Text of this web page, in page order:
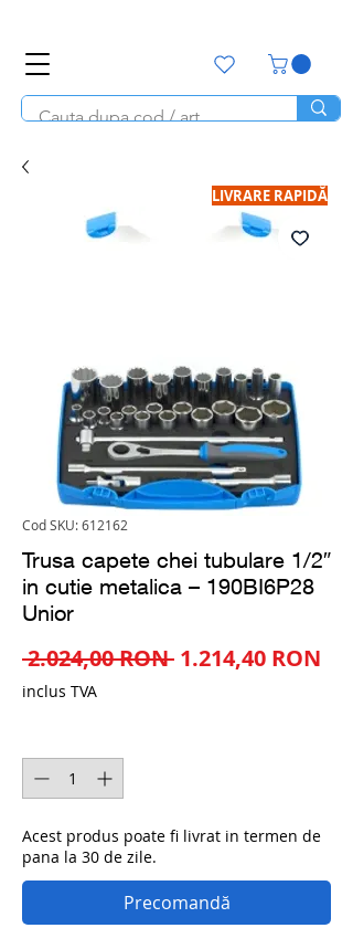
Cod SKU: 612162
Trusa capete chei tubulare 1/2″
in cutie metalica – 190BI6P28
Unior
2.024,00 RON Preț
1.214,40 RON
inclus TVA
Acest produs poate fi livrat in termen de
pana la 30 de zile.
Precomandă
LIVRARE RAPIDĂ